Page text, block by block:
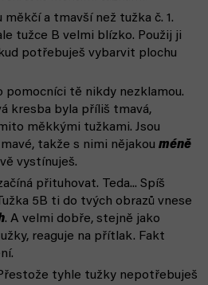
měkčí a tmavší než tužka č. 1.
tužce B velmi blízko. Použij ji
potřebuješ vybarvit plochu
pomocníci tě nikdy nezklamou.
kresba byla příliš tmavá,
měkkými tužkami. Jsou
takže s nimi nějakou méně
vystínuješ.
přituhovat. Teda... Spíš
5B ti do tvých obrazů vnese
. A velmi dobře, stejně jako
reaguje na přítlak. Fakt
tyhle tužky nepotřebuješ